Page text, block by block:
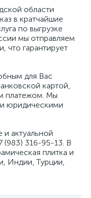
области
в кратчайшие
по выгрузке
мы отправляем
что гарантирует
для Вас
картой,
платежом. Мы
юридическими
и актуальной
(983) 316-95-13. В
плитка и
Индии, Турции,